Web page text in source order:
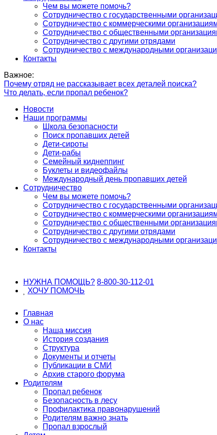
Чем вы можете помочь?
Сотрудничество с государственными
Сотрудничество с коммерческими
Сотрудничество с общественными
Сотрудничество с другими отрядами
Сотрудничество с международными
Контакты
Важное:
Почему отряд не рассказывает всех деталей поиска?
Что делать, если пропал ребенок?
Новости
Наши программы
Школа безопасности
Поиск пропавших детей
Дети-сироты
Дети-рабы
Семейный киднеппинг
Буклеты и видеофайлы
Международный день пропавших детей
Сотрудничество
Чем вы можете помочь?
Сотрудничество с государственными
Сотрудничество с коммерческими
Сотрудничество с общественными
Сотрудничество с другими отрядами
Сотрудничество с международными
Контакты
НУЖНА ПОМОЩЬ? 8-800-30-112-01
ХОЧУ ПОМОЧЬ
Главная
О нас
Наша миссия
История создания
Структура
Документы и отчеты
Публикации в СМИ
Архив старого форума
Родителям
Пропал ребенок
Безопасность в лесу
Профилактика правонарушений
Родителям важно знать
Пропал взрослый